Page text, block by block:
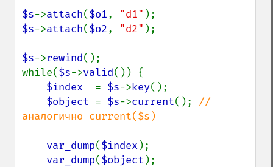
$s->attach($o1, "d1"
$s->attach($o2, "d2" );
$s->rewind();
while($s->valid()) {
$index = $s->key();
$object = $s->current(); //
аналогично current($s)
var_dump($index );
var_dump($object );